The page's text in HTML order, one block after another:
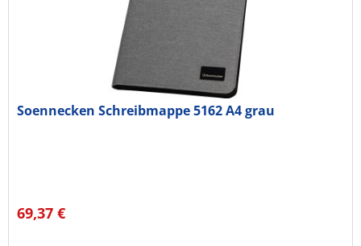
Soennecken Schreibmappe 5162 A4 grau
69,37 €